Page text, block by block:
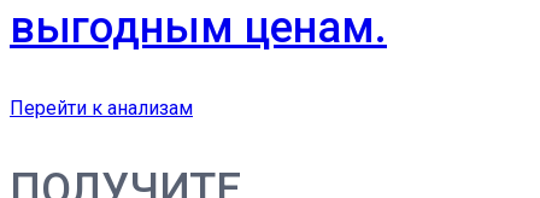
выгодным ценам.
Перейти к анализам